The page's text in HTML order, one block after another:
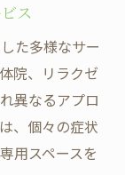
ス
た多様なサー
院、リラクゼ
異なるアプロ
、個々の症状
用スペースを